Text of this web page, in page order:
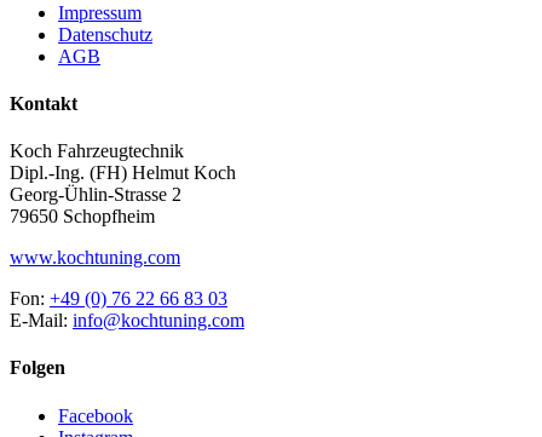
Impressum
Datenschutz
AGB
Kontakt
Koch Fahrzeugtechnik
Dipl.-Ing. (FH) Helmut Koch
Georg-Ühlin-Strasse 2
79650 Schopfheim
www.kochtuning.com
Fon: +49 (0) 76 22 66 83 03
E-Mail: info@kochtuning.com
Folgen
Facebook